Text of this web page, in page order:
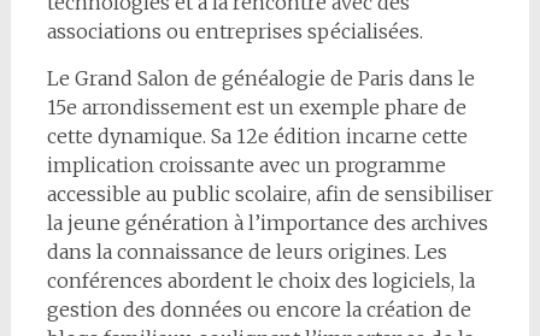
associations ou entreprises spécialisées.
Le Grand Salon de généalogie de Paris dans le
15e arrondissement est un exemple phare de
cette dynamique. Sa 12e édition incarne cette
implication croissante avec un programme
accessible au public scolaire, afin de sensibiliser
la jeune génération à l’importance des archives
dans la connaissance de leurs origines. Les
conférences abordent le choix des logiciels, la
gestion des données ou encore la création de